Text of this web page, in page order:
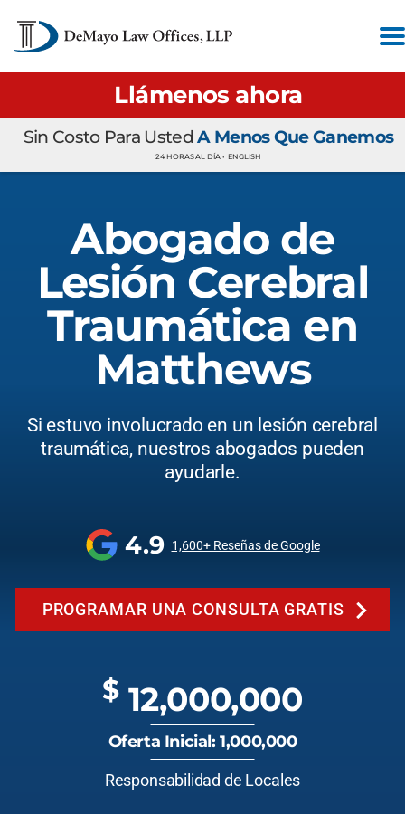
Llámenos ahora
Sin Costo Para UstedA Menos Que Ganemos
24 HORAS AL DÍA • ENGLISH
Abogado de
Lesión Cerebral
Traumática en
Matthews
Si estuvo involucrado en un lesión cerebral
traumática, nuestros abogados pueden
ayudarle.
4.9 1,600+ Reseñas de Google
PROGRAMAR UNA CONSULTA GRATIS
$ 12,000,000
Oferta Inicial: 1,000,000
Responsabilidad de Locales